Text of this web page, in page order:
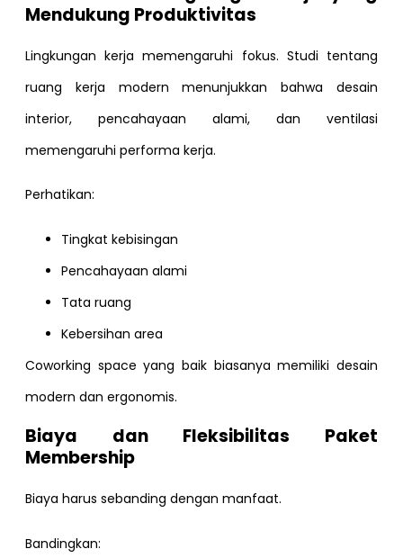
Mendukung Produktivitas
Lingkungan kerja memengaruhi fokus. Studi tentang
ruang kerja modern menunjukkan bahwa desain
interior, pencahayaan alami, dan ventilasi
memengaruhi performa kerja.
Perhatikan:
Tingkat kebisingan
Pencahayaan alami
Tata ruang
Kebersihan area
Coworking space yang baik biasanya memiliki desain
modern dan ergonomis.
Biaya dan Fleksibilitas Paket
Membership
Biaya harus sebanding dengan manfaat.
Bandingkan: